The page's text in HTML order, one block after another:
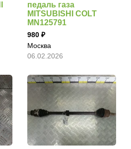
педаль газа
MITSUBISHI COLT
MN125791
980
Москва
06.02.2026